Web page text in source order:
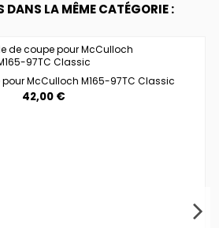
DANS LA MÊME CATÉGORIE :
McCulloch M165-97TC Classic
42,00 €